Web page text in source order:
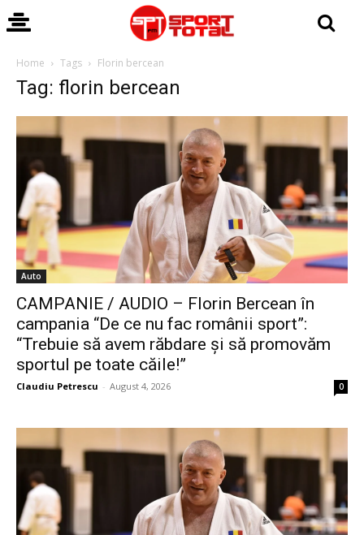
Home Tags Florin bercean
Tag: florin bercean
Auto
CAMPANIE / AUDIO – Florin Bercean în
campania “De ce nu fac românii sport”:
“Trebuie să avem răbdare și să promovăm
sportul pe toate căile!”
Claudiu Petrescu - August 4, 2026 0